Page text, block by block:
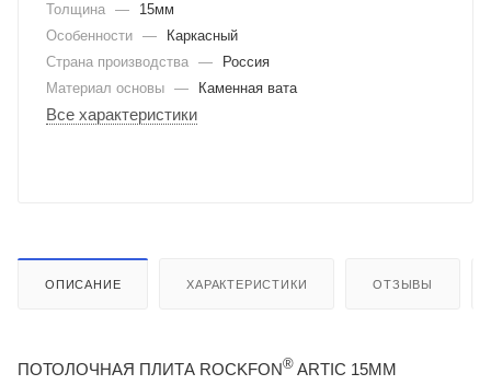
Толщина —
15мм
Особенности —
Каркасный
Страна производства —
Россия
Материал основы — Каменная вата
Все характеристики
ОПИСАНИЕ ХАРАКТЕРИСТИКИ ОТЗЫВЫ
ПОТОЛОЧНАЯ ПЛИТА ROCKFON® ARTIC 15ММ